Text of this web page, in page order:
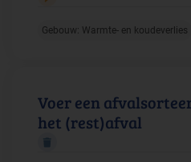
Gebouw: Warmte- en koudeverlies
Voer een
het (rest)afval